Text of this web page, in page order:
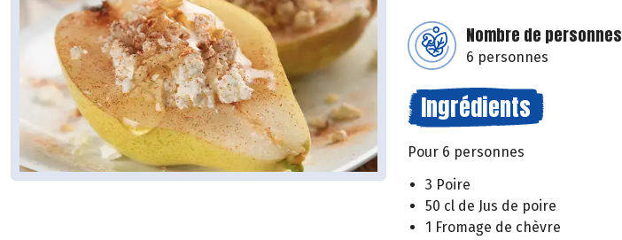
Nombre de personnes
6 personnes
Ingrédients
Pour 6 personnes
3 Poire
50 cl de Jus de poire
1 Fromage de chèvre